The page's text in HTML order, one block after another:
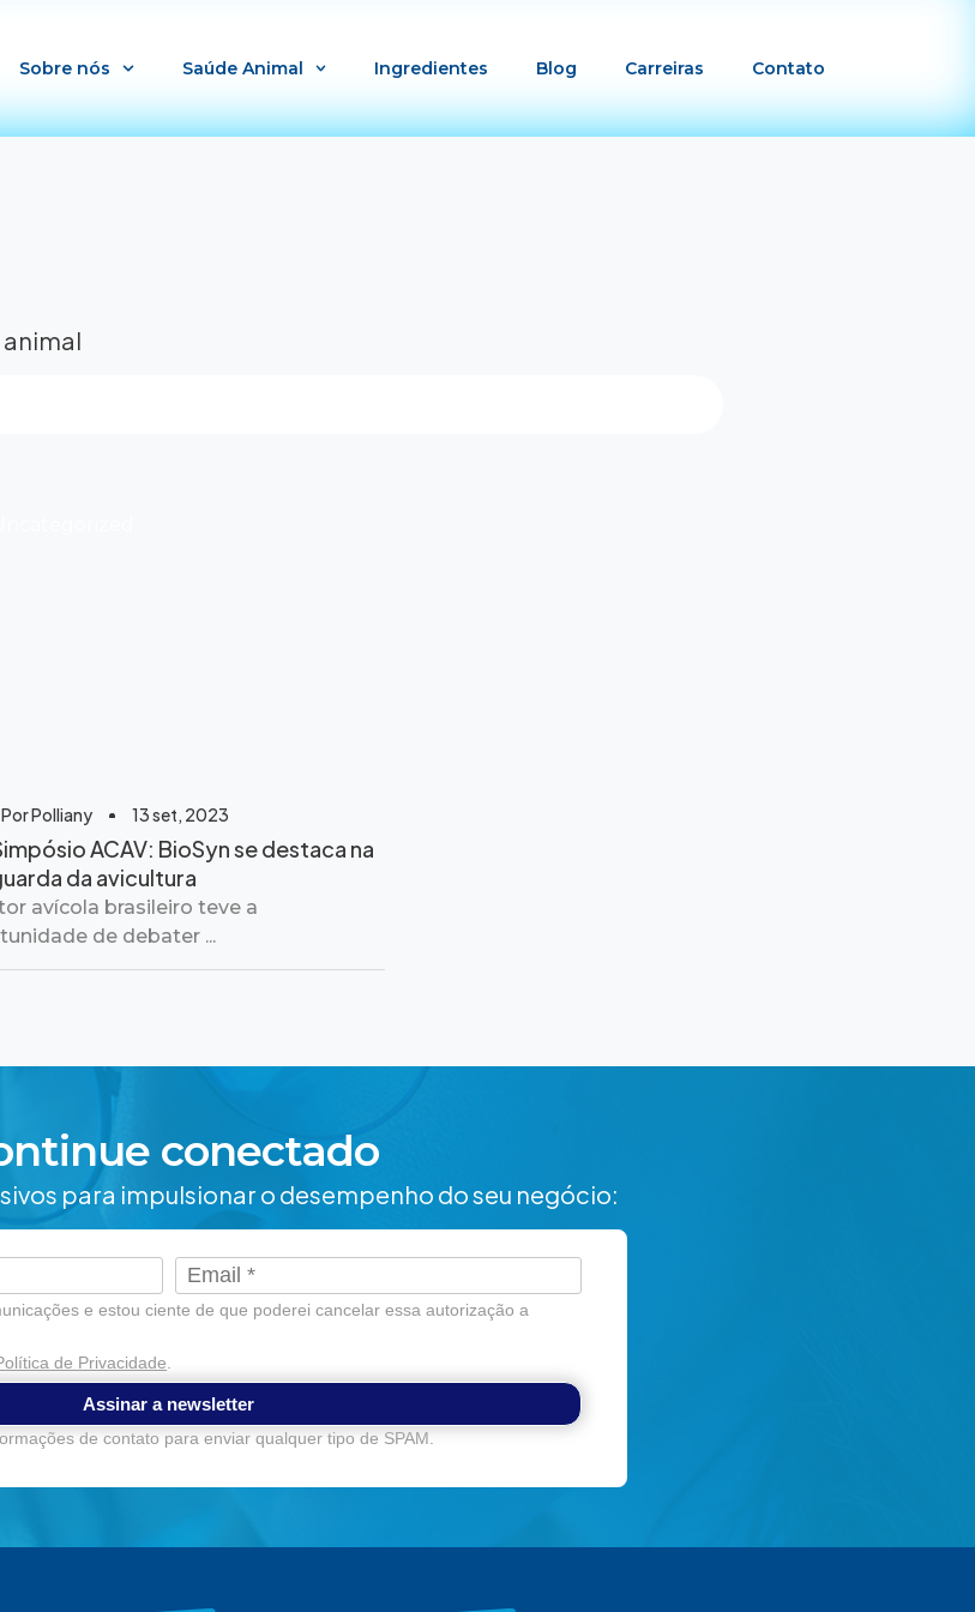
Sobre nós Saúde Animal Ingredientes Blog Carreiras Contato
PorPolliany 13 set, 2023
ACAV: BioSyn se destaca na
da avicultura
avícola brasileiro teve a
de debater ...
conectado
para impulsionar o desempenho do seu negócio:
e estou ciente de que poderei cancelar essa autorização a
de Privacidade
Assinar a newsletter
de contato para enviar qualquer tipo de SPAM.